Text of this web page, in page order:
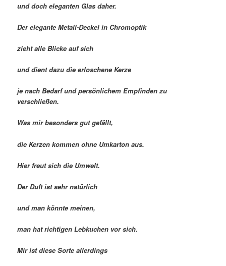
und doch eleganten Glas daher.
Der elegante Metall-Deckel in Chromoptik
zieht alle Blicke auf sich
und dient dazu die erloschene Kerze
je nach Bedarf und persönlichem Empfinden zu
verschließen.
Was mir besonders gut gefällt,
die Kerzen kommen ohne Umkarton aus.
Hier freut sich die Umwelt.
Der Duft ist sehr natürlich
und man könnte meinen,
man hat richtigen Lebkuchen vor sich.
Mir ist diese Sorte allerdings